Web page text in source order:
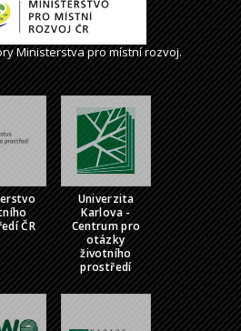
Ministerstva pro místní rozvoj.
ČR
Univerzita
Karlova -
Centrum pro
otázky
životního
prostředí